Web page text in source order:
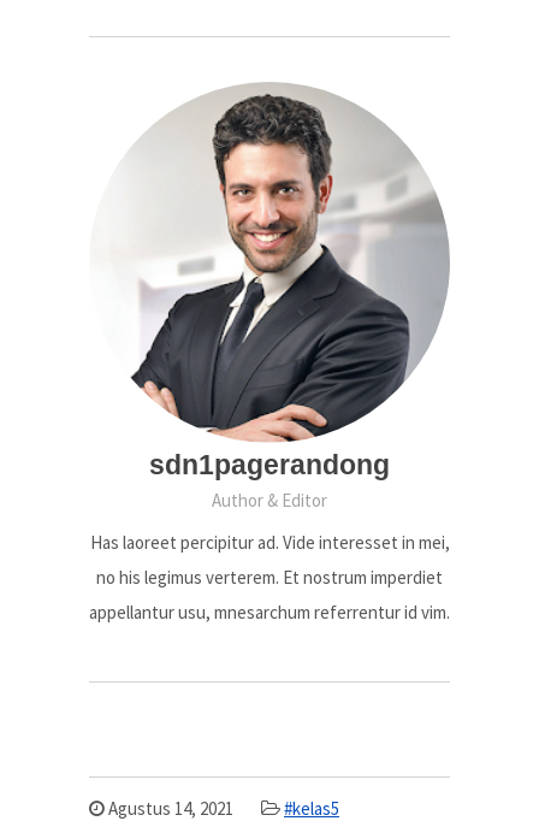
sdn1pagerandong
Author & Editor
Has laoreet percipitur ad. Vide interesset in mei,
no his legimus verterem. Et nostrum imperdiet
appellantur usu, mnesarchum referrentur id vim.
Agustus 14, 2021 #kelas5